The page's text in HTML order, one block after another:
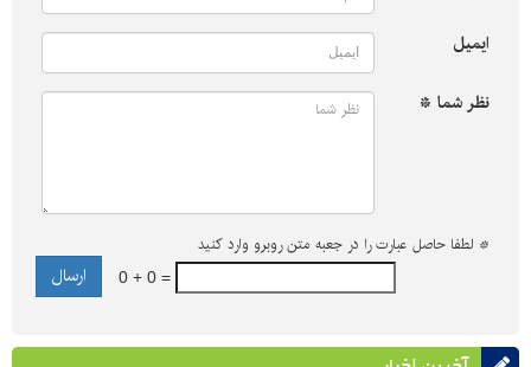
ایمیل
نظر شما *
* لطفا حاصل عبارت را در جعبه متن روبرو وارد کنید
0 + 0 =